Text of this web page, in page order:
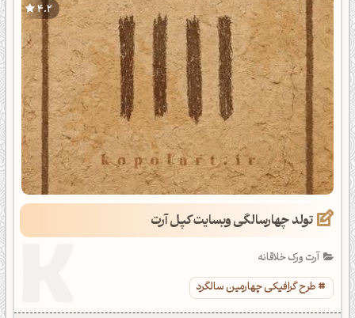
4.2
تولد چهارسالگی وبسایت کپل آرت
آرت ورک خلاقانه
طرح گرافیکی چهارمین سالگرد